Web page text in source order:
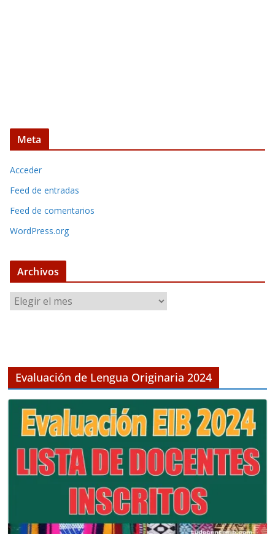
Meta
Acceder
Feed de entradas
Feed de comentarios
WordPress.org
Archivos
r
o
Evaluación de Lengua Originaria 2024